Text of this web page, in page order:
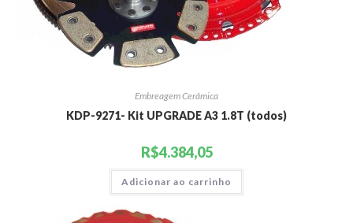
Embreagem Cerâmica
KDP-9271- Kit UPGRADE A3 1.8T (todos)
R$4.384,05
Adicionar ao carrinho